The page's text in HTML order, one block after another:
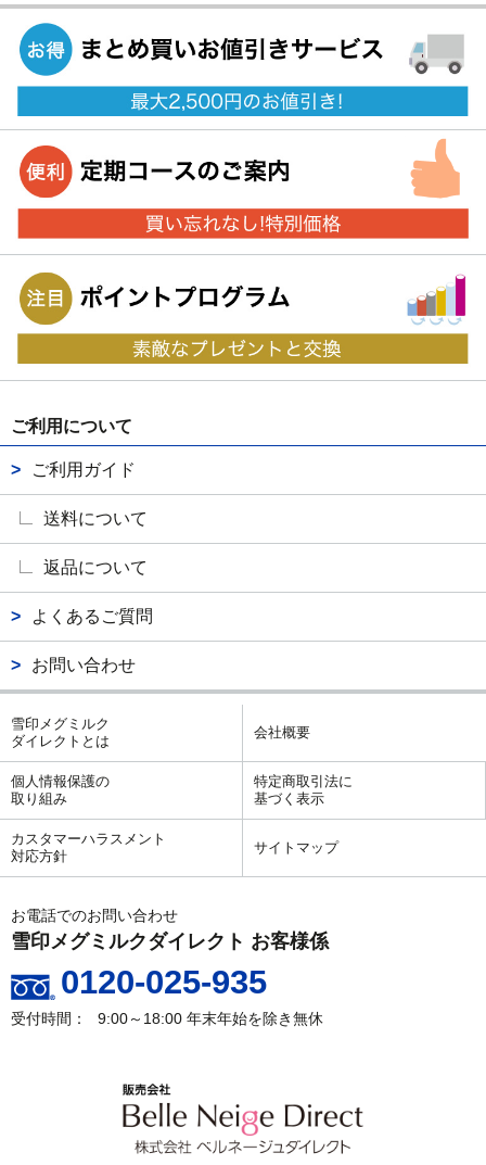
ご利用について
ご利用ガイド
送料について
返品について
よくあるご質問
お問い合わせ
雪印メグミルク
ダイレクトとは
会社概要
個人情報保護の
取り組み
特定商取引法に
基づく表示
カスタマーハラスメント
対応方針
サイトマップ
お電話でのお問い合わせ
雪印メグミルクダイレクト お客様係
0120-025-935
9:00～18:00 年末年始を除き無休